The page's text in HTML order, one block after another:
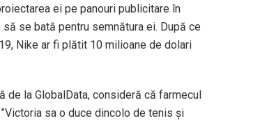
ei pe panouri publicitare în
se bată pentru semnătura ei. După ce
Nike ar fi plătit 10 milioane de dolari
de la GlobalData, consideră că farmecul
sa o duce dincolo de tenis şi